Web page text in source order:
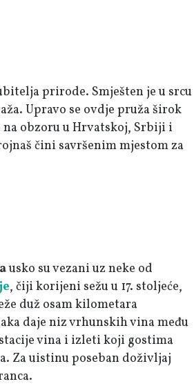
prirode. Smješten je u srcu
Upravo se ovdje pruža širok
obzoru u Hrvatskoj, Srbiji i
čini savršenim mjestom za
usko su vezani uz neke od
, čiji korijeni sežu u 17. stoljeće,
duž osam kilometara
daje niz vrhunskih vina među
vina i izleti koji gostima
Za uistinu poseban doživljaj